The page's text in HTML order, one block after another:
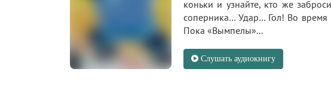
коньки и узнайте, кто же
соперника… Удар… Гол! Во
Пока «Вымпелы»...
Слушать аудиокнигу